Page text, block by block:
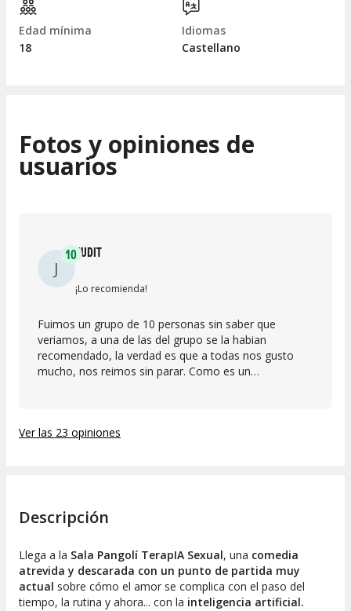
Edad mínima
18
Idiomas
Castellano
Fotos y opiniones de
usuarios
J
10JUDIT
¡Lo recomienda!
Fuimos un grupo de 10 personas sin saber que
veriamos, a una de las del grupo se la habian
recomendado, la verdad es que a todas nos gusto
mucho, nos reimos sin parar. Como es un
Ver las 23 opiniones
Descripción
Llega a la Sala Pangolí TerapIA Sexual, una comedia
atrevida y descarada con un punto de partida muy
actual sobre cómo el amor se complica con el paso del
tiempo, la rutina y ahora... con la inteligencia artificial.